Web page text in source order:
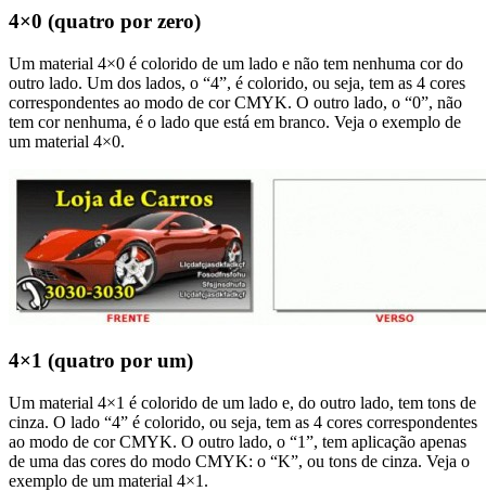
4×0 (quatro por zero)
Um material 4×0 é colorido de um lado e não tem nenhuma cor do
outro lado. Um dos lados, o “4”, é colorido, ou seja, tem as 4 cores
correspondentes ao modo de cor CMYK. O outro lado, o “0”, não
tem cor nenhuma, é o lado que está em branco. Veja o exemplo de
um material 4×0.
4×1 (quatro por um)
Um material 4×1 é colorido de um lado e, do outro lado, tem tons de
cinza. O lado “4” é colorido, ou seja, tem as 4 cores correspondentes
ao modo de cor CMYK. O outro lado, o “1”, tem aplicação apenas
de uma das cores do modo CMYK: o “K”, ou tons de cinza. Veja o
exemplo de um material 4×1.